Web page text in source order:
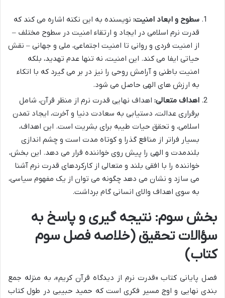
سطوح و ابعاد امنیت: نویسنده به این نکته اشاره می کند که
قدرت نرم اسلامی در ایجاد و ارتقاء امنیت در سطوح مختلف –
از امنیت فردی و روانی تا امنیت اجتماعی، ملی و جهانی – نقش
حیاتی ایفا می کند. این امنیت، نه تنها عدم تهدید، بلکه
امنیت باطنی و آرامش روحی را نیز در بر می گیرد که با اتکاء
به ارزش های الهی حاصل می شود.
اهداف متعالی: اهداف نهایی قدرت نرم از منظر قرآن، شامل
برقراری عدالت، دستیابی به سعادت دنیا و آخرت، ایجاد تمدن
اسلامی، و تحقق حیات طیبه برای بشریت است. این اهداف،
بسیار فراتر از منافع گذرا و کوتاه مدت است و چشم اندازی
بلندمدت و الهی را پیش روی خواننده قرار می دهد. این بخش،
خواننده را با افقی بلند و متعالی از کارکردهای قدرت نرم آشنا
می سازد و نشان می دهد چگونه می توان از یک مفهوم سیاسی،
به سوی اهداف والای انسانی گام برداشت.
بخش سوم: نتیجه گیری و پاسخ به
سؤالات تحقیق (خلاصه فصل سوم
کتاب)
فصل پایانی کتاب «قدرت نرم از دیدگاه قرآن کریم»، به منزله جمع
بندی نهایی و اوج مسیر فکری است که حمید حبیبی در طول کتاب